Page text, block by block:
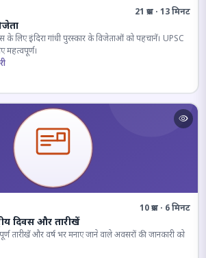
21 प्रश्न · 13 मिनट
के लिए इंदिरा गांधी पुरस्कार के विजेताओं को पहचानें। UPSC
महत्वपूर्ण।
10 प्रश्न · 6 मिनट
दिवस और तारीखें
तारीखें और वर्ष भर मनाए जाने वाले अवसरों की जानकारी को